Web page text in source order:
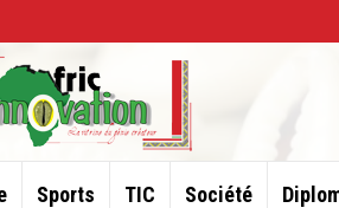
Sports TIC Société